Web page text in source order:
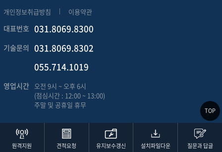
원격지원 견적요청 유지보수갱신 설치파일다운 질문과 답글
TOP
개인정보취급방침 이용약관
대표번호 031.8069.8300
기술문의 031.8069.8302
055.714.1019
영업시간 오전 9시 ~ 오후 6시
(점심시간 : 12:00 ~ 13:00)
주말 및 공휴일 휴무